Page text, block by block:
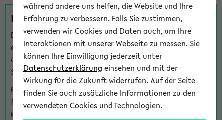
Fragen zu einzelnen Veranstaltungen
Bei inhaltlichen und organisatorischen Fragen zu
einzelnen Veranstaltungen finden Sie Ansprechpersonen
über denFragen-Link bei jeder Veranstaltung. Der BIS
Support kann hier meist keine direkte Hilfe leisten.
Bei Veranstaltungen mit eKVV Teilnahmemanagement
finden Sie eine Auskunft über die Personen, die Ihre
Platzzuteilung im eKVV eingetragen haben, auf der
während andere uns helfen, die Website und Ihre
Erfahrung zu verbessern. Falls Sie zustimmen,
verwenden wir Cookies und Daten auch, um Ihre
Interaktionen mit unserer Webseite zu messen. Sie
können Ihre Einwilligung jederzeit unter
Datenschutzerklärung einsehen und mit der
Wirkung für die Zukunft widerrufen. Auf der Seite
finden Sie auch zusätzliche Informationen zu den
verwendeten Cookies und Technologien.